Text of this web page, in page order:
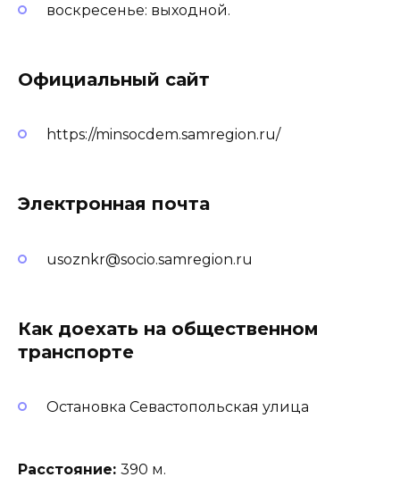
воскресенье: выходной.
Официальный сайт
https://minsocdem.samregion.ru/
Электронная почта
usoznkr@socio.samregion.ru
Как доехать на общественном
транспорте
Остановка Севастопольская улица
Расстояние: 390 м.